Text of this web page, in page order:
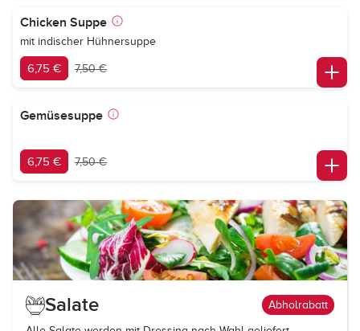
Chicken Suppe
mit indischer Hühnersuppe
6,75 € 7,50 €
Gemüsesuppe
6,75 € 7,50 €
Salate Abholrabatt